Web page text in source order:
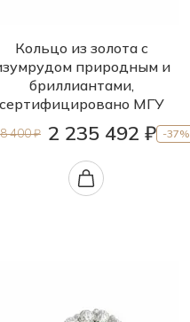
Кольцо из золота с
природным и
бриллиантами,
сертифицировано МГУ
400 ₽ 2 235 492 ₽ -37%